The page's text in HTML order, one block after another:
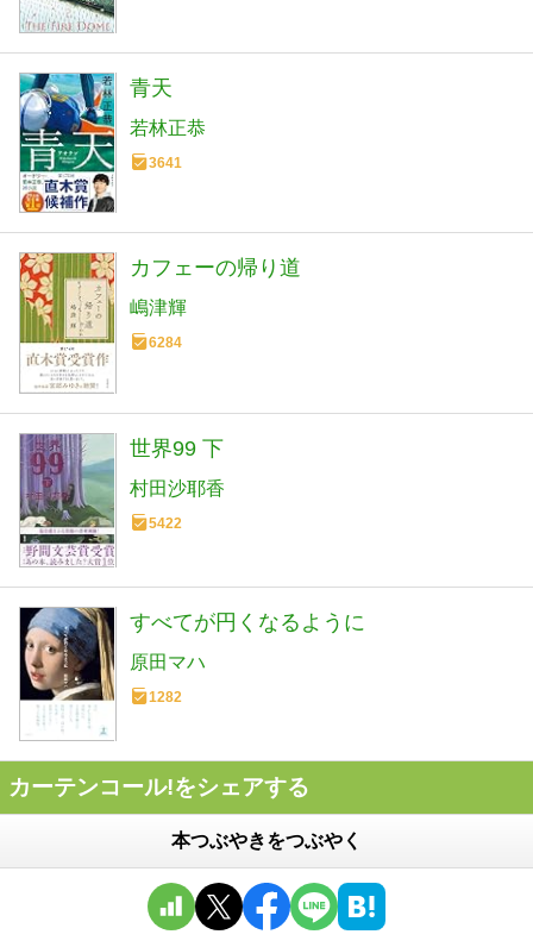
青天
若林正恭
3641
カフェーの帰り道
嶋津輝
6284
世界99 下
村田沙耶香
5422
すべてが円くなるように
原田マハ
1282
カーテンコール!をシェアする
本つぶやきをつぶやく